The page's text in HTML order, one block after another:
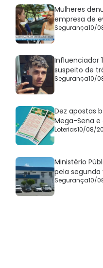
Mulheres
empresa de
Segurança10/
Influenciador
suspeito de
Segurança10/
Dez apostas
Mega-Sena e
Loterias10/08/
Ministério
pela segunda
Segurança10/